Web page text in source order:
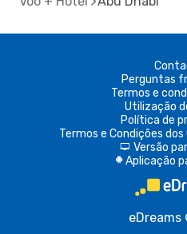
Perguntas
Termos e
Utilização
Política de
Termos e Condições
d Versão
A Aplicação